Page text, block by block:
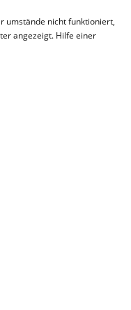
umstände nicht funktioniert,
angezeigt. Hilfe einer